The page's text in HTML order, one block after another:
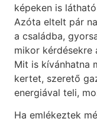
képeken is
Azóta eltelt pár
a családba,
mikor kérdésekre
Mit is kívánhatna
kertet, szerető
energiával teli,
Ha emlékeztek